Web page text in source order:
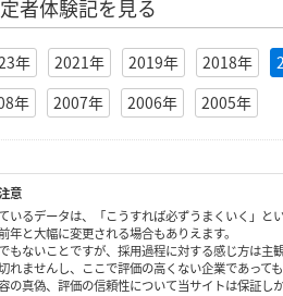
者体験記を見る
年 2021年 2019年 2018年
年
2007年 2006年 2005年
意
いるデータは、「こうすれば必ずうまくいく」
年と大幅に変更される場合もありえます。
もないことですが、採用過程に対する感じ方は
れませんし、ここで評価の高くない企業であって
の真偽、評価の信頼性について当サイトは保証